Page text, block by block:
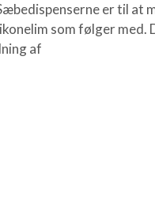
er til at
som følger med.
af